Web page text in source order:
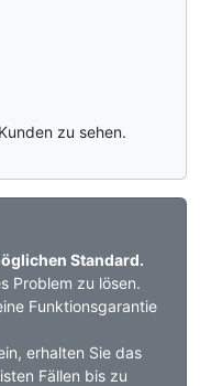
zu sehen.
Standard.
Problem zu lösen.
Funktionsgarantie
erhalten Sie das
Fällen bis zu